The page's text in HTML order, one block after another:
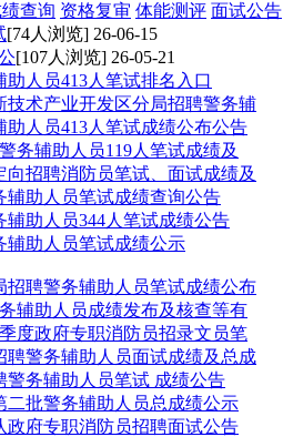
绩查询 资格复审 体能测评 面试公告
[74人浏览] 26-06-15
[107人浏览] 26-05-21
人员413人笔试排名入口
技术产业开发区分局招聘警务辅
助人员413人笔试成绩公布公告
务辅助人员119人笔试成绩及
招聘消防员笔试、面试成绩及
辅助人员笔试成绩查询公告
辅助人员344人笔试成绩公告
辅助人员笔试成绩公示
招聘警务辅助人员笔试成绩公布
辅助人员成绩发布及核查等有
度政府专职消防员招录文员笔
聘警务辅助人员面试成绩及总成
警务辅助人员笔试 成绩公告
二批警务辅助人员总成绩公示
政府专职消防员招聘面试公告